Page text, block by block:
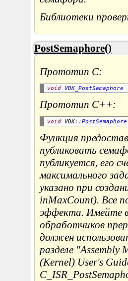
Библиотеки
PostSemaphore()
Прототип C:
void VDK_PostSemaphore
Прототип C++:
void VDK::PostSemaphore
Функция
публиковать
публикуется, его
максимального
указано при
inMaxCount). Все
эффекта. Имейте
обработчиков
должен
разделе
(Kernel) User's